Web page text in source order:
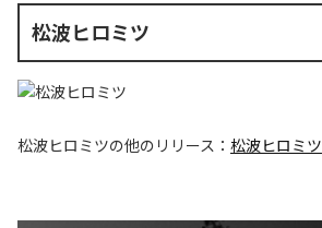
松波ヒロミツ
松波ヒロミツの他のリリース： 松波ヒロミツ